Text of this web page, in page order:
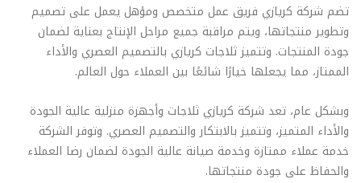
تضم شركة كريازي فريق عمل متخصص ومؤهل يعمل على تصميم
وتطوير منتجاتها، ويتم مراقبة جميع مراحل الإنتاج بعناية لضمان
جودة المنتجات. وتتميز ثلاجات كريازي بالتصميم العصري والأداء
الممتاز، مما يجعلها خيارًا شائعًا بين العملاء حول العالم.
وبشكل عام، تعد شركة كريازي ثلاجات وأجهزة منزلية عالية الجودة
والأداء المتميز، وتتميز بالابتكار والتصميم العصري. وتوفر الشركة
خدمة عملاء ممتازة وخدمة صيانة عالية الجودة لضمان رضا العملاء
والحفاظ على جودة منتجاتها.